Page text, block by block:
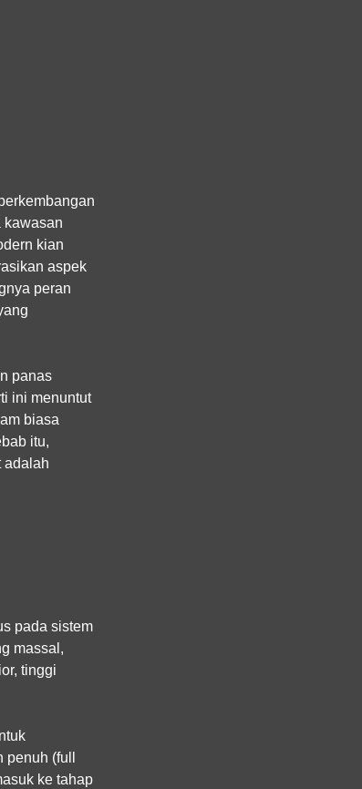
kawasan
kian
aspek
peran
panas
ini menuntut
biasa
itu,
adalah
pada sistem
massal,
tinggi
(full
ke tahap